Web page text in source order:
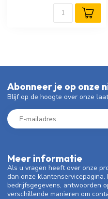
Meer informatie
Als u vragen heeft over onze
dan onze klantenservicepagina.
bedrijfsgegevens, antwoorden
verschillende manieren om
Abonneer je op onze
Blijf op de hoogte over onze